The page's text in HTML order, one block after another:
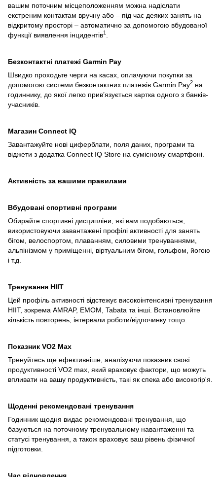
вашим поточним місцеположенням можна надіслати
екстреним контактам вручну або – під час деяких занять на
відкритому просторі – автоматично за допомогою вбудованої
функції виявлення інцидентів1
Безконтактні платежі Garmin Pay
Швидко проходьте черги на касах, оплачуючи покупки за
допомогою системи безконтактних платежів Garmin Pay2 на
годиннику, до якої легко прив’язується картка одного з банків-
учасників.
Магазин Сonnect IQ
Завантажуйте нові циферблати, поля даних, програми та
віджети з додатка Connect IQ Store на сумісному смартфоні.
Активність за вашими правилами
Вбудовані спортивні програми
Обирайте спортивні дисципліни, які вам подобаються,
використовуючи завантажені профілі активності для занять
бігом, велоспортом, плаванням, силовими тренуваннями,
альпінізмом у приміщенні, віртуальним бігом, гольфом, йогою
і т.д.
Тренування HIIT
Цей профіль активності відстежує високоінтенсивні тренування
HIIT, зокрема AMRAP, EMOM, Tabata та інші. Встановлюйте
кількість повторень, інтервали роботи/відпочинку тощо.
Показник VO2 Мax
Тренуйтесь ще ефективніше, аналізуючи показник своєї
продуктивності VO2 max, який враховує фактори, що можуть
впливати на вашу продуктивність, такі як спека або високогір'я.
Щоденні рекомендовані тренування
Годинник щодня видає рекомендовані тренування, що
базуються на поточному тренувальному навантаженні та
статусі тренування, а також враховує ваш рівень фізичної
підготовки.
Час відновлення